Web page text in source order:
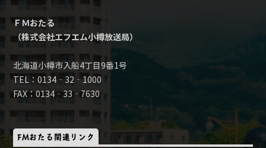
ＦＭおたる
（株式会社エフエム小樽放送局）
北海道小樽市入船4丁目9番1号
TEL：0134‐32‐1000
FAX：0134‐33‐7630
FMおたる関連リンク